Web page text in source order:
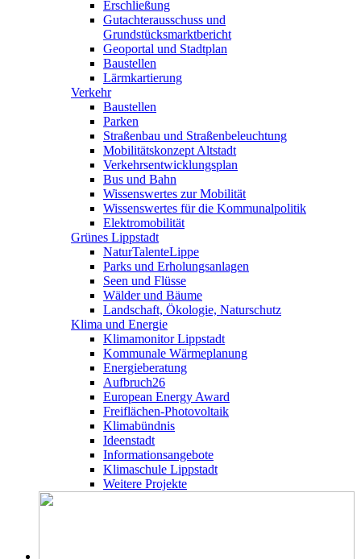
Erschließung
Gutachterausschuss und
Grundstücksmarktbericht
Geoportal und Stadtplan
Baustellen
Lärmkartierung
Verkehr
Baustellen
Parken
Straßenbau und Straßenbeleuchtung
Mobilitätskonzept Altstadt
Verkehrsentwicklungsplan
Bus und Bahn
Wissenswertes zur Mobilität
Wissenswertes für die Kommunalpolitik
Elektromobilität
Grünes Lippstadt
NaturTalenteLippe
Parks und Erholungsanlagen
Seen und Flüsse
Wälder und Bäume
Landschaft, Ökologie, Naturschutz
Klima und Energie
Klimamonitor Lippstadt
Kommunale Wärmeplanung
Energieberatung
Aufbruch26
European Energy Award
Freiflächen-Photovoltaik
Klimabündnis
Ideenstadt
Informationsangebote
Klimaschule Lippstadt
Weitere Projekte